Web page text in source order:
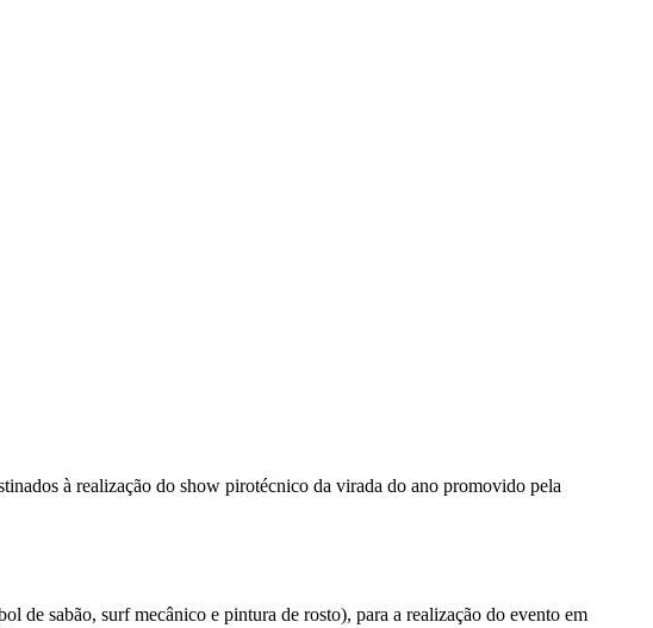
à realização do show pirotécnico da virada do ano promovido pela
de sabão, surf mecânico e pintura de rosto), para a realização do evento em